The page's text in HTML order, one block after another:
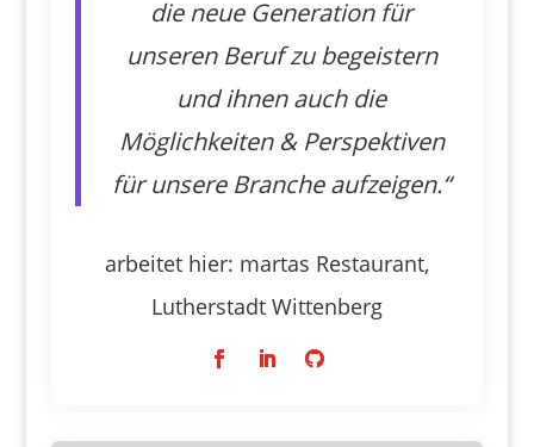
die neue Generation für
unseren Beruf zu begeistern
und ihnen auch die
Möglichkeiten & Perspektiven
für unsere Branche aufzeigen.“
arbeitet hier: martas Restaurant,
Lutherstadt Wittenberg